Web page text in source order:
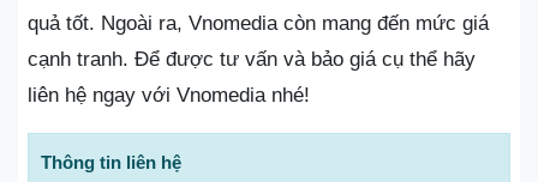
quả tốt. Ngoài ra, Vnomedia còn mang đến mức giá
cạnh tranh. Để được tư vấn và bảo giá cụ thể hãy
liên hệ ngay với Vnomedia nhé!
Thông tin liên hệ